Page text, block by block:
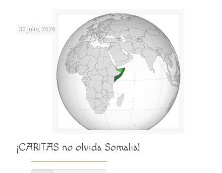
30 julio, 2026
¡CARITAS no olvida Somalia!